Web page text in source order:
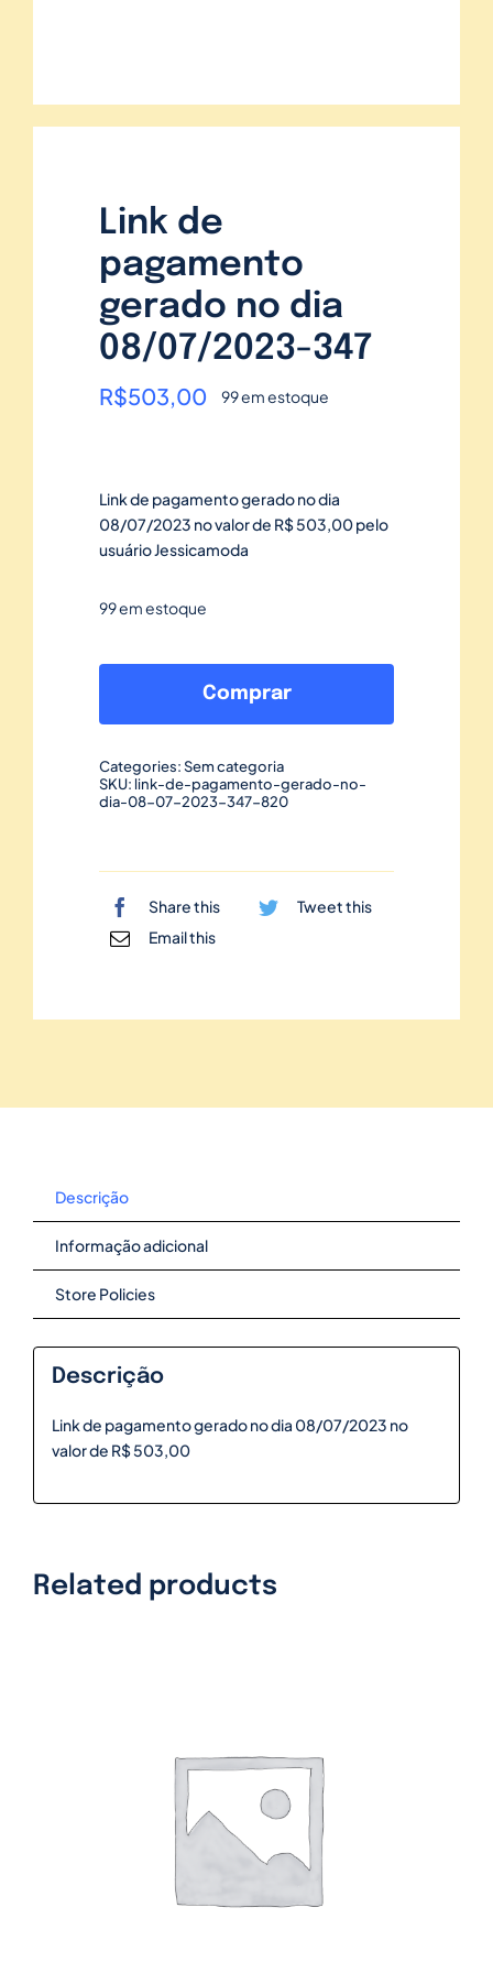
Link de
pagamento
gerado no dia
08/07/2023-347
R$503,00 99 em estoque
Link de pagamento gerado no dia
08/07/2023 no valor de R$ 503,00 pelo
usuário Jessicamoda
99 em estoque
de
no
dia
quantidade
Comprar
Categories:Sem categoria
SKU: link-de-pagamento-gerado-no-
dia-08-07-2023-347-820
Share this
Tweet this
Email this
Descrição
Informação adicional
Store Policies
Descrição
Link de pagamento gerado no dia 08/07/2023 no
valor de R$ 503,00
Related products